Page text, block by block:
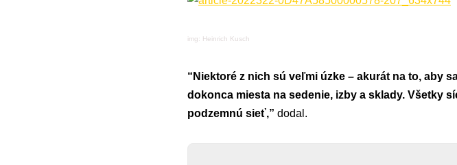
img: Heinrich Kusch
“Niektoré z nich sú veľmi úzke – akurát na to, aby
dokonca miesta na sedenie, izby a sklady. Všetky
podzemnú sieť,” dodal.